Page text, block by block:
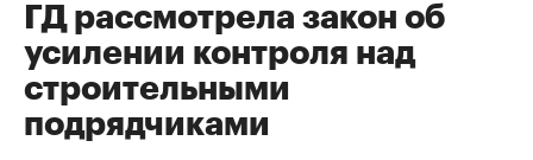
ГД рассмотрела закон об
усилении контроля над
строительными
подрядчиками